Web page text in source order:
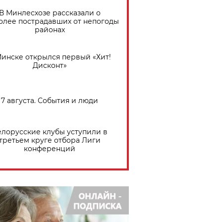
Минлесхозе рассказали о
пострадавших от непогоды
районах
открылся первый «Хит!
Дисконт»
7 августа. События и люди
клубы уступили в
круге отбора Лиги
конференций